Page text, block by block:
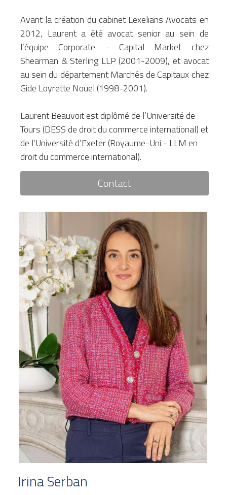
Avant la création du cabinet Lexelians Avocats en
2012, Laurent a été avocat senior au sein de
l’équipe Corporate - Capital Market chez
Shearman & Sterling LLP (2001-2009), et avocat
au sein du département Marchés de Capitaux chez
Gide Loyrette Nouel (1998-2001).
Laurent Beauvoit est diplômé de l’Université de
Tours (DESS de droit du commerce international) et
de l’Université d’Exeter (Royaume-Uni - LLM en
droit du commerce international).
Contact
Irina Serban